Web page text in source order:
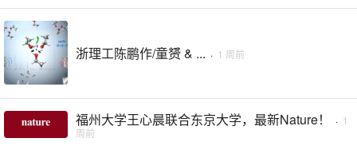
浙理工陈鹏作/童赟 & ... · 1 周前
福州大学王心晨联合东京大学，最新Nature！ · 1
周前